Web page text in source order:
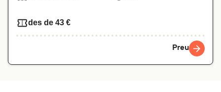
des de 43 €
Preu